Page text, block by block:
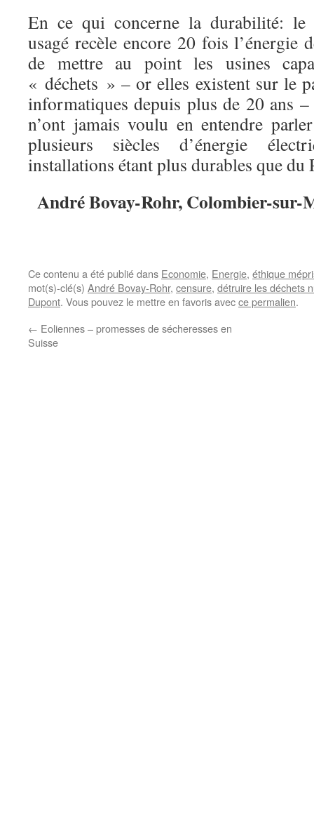
En ce qui concerne la durabilité: le
usagé recèle encore 20 fois l’énergie
de mettre au point les usines
« déchets » – or elles existent sur le
informatiques depuis plus de 20 ans
n’ont jamais voulu en entendre
plusieurs siècles d’énergie
installations étant plus durables que du
André Bovay-Rohr, Colombier-sur-
Ce contenu a été publié dans Economie, Energie, éthique
mot(s)-clé(s) André Bovay-Rohr, censure, détruire les déchets
Dupont. Vous pouvez le mettre en favoris avecce permalien.
← Eoliennes – promesses de sécheresses en
Suisse